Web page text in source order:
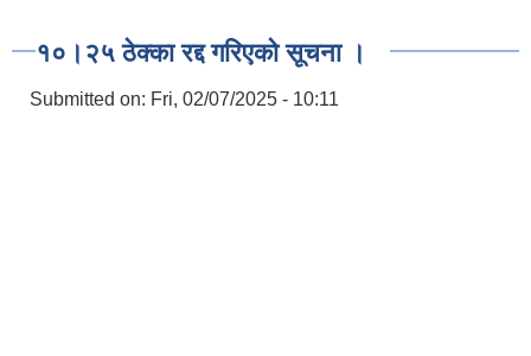
१०।२५ ठेक्का रद्द गरिएको सूचना ।
Submitted on: Fri, 02/07/2025 - 10:11